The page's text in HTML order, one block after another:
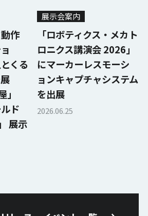
作
くる
ド
展示
展示会案内
「ロボティクス・メカト
ロニクス講演会 2026」
にマーカーレスモーシ
ョンキャプチャシステム
を出展
2026.06.25